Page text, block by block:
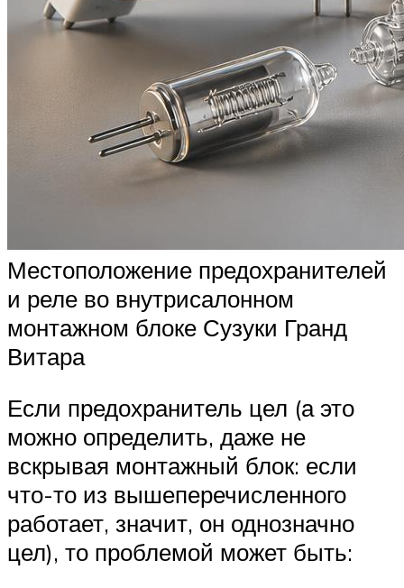
Местоположение предохранителей
и реле во внутрисалонном
монтажном блоке Сузуки Гранд
Витара
Если предохранитель цел (а это
можно определить, даже не
вскрывая монтажный блок: если
что-то из вышеперечисленного
работает, значит, он однозначно
цел), то проблемой может быть: